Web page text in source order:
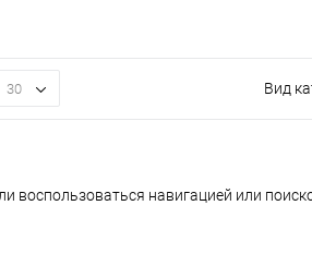
рыбалки РАСПРОДАЖА
30 Вид
воспользоваться навигацией или